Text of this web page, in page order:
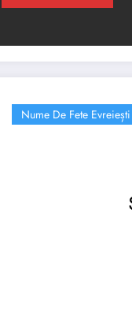
Nume De Fete Evreiești